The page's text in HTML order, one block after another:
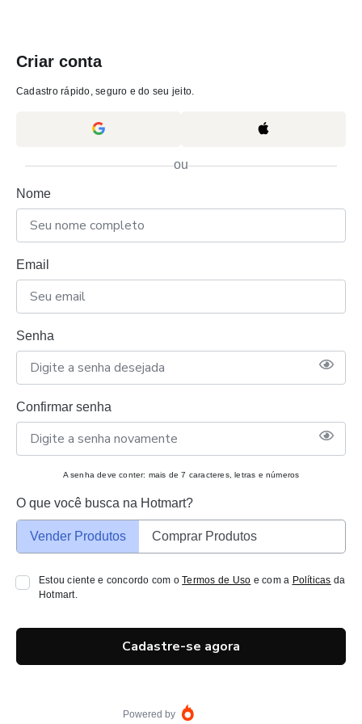
Criar conta
Cadastro rápido, seguro e do seu jeito.
ou
Nome
Email
Senha
Confirmar senha
A senha deve conter: mais de 7 caracteres, letras e números
O que você busca na Hotmart?
Vender Produtos Comprar Produtos
Estou ciente e concordo com oTermos de Uso e com a Políticas da
Hotmart.
Cadastre-se agora
Powered by